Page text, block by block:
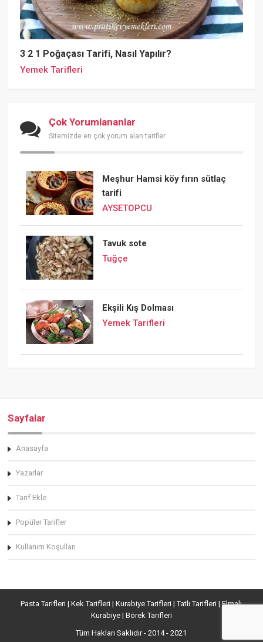
3 2 1 Poğaçası Tarifi, Nasıl Yapılır?
Yemek Tarifleri
Çok Yorumlananlar
Sitemizde en çok yorum alan tarifler
Meşhur Hamsi köy fırın sütlaç
tarifi
AYSETOPCU
Tavuk sote
Tuğçe
Ekşili Kış Dolması
Yemek Tarifleri
Sayfalar
Anasayfa
Yazarlar
Tarif Ekle
Popüler Tarifler
Kullanım Koşulları
Pasta Tarifleri | Kek Tarifleri | Kurabiye Tarifleri | Tatlı Tarifleri | Elmalı
Kurabiye | Börek Tarifleri
Tüm Hakları Saklıdır - 2014 - 2021